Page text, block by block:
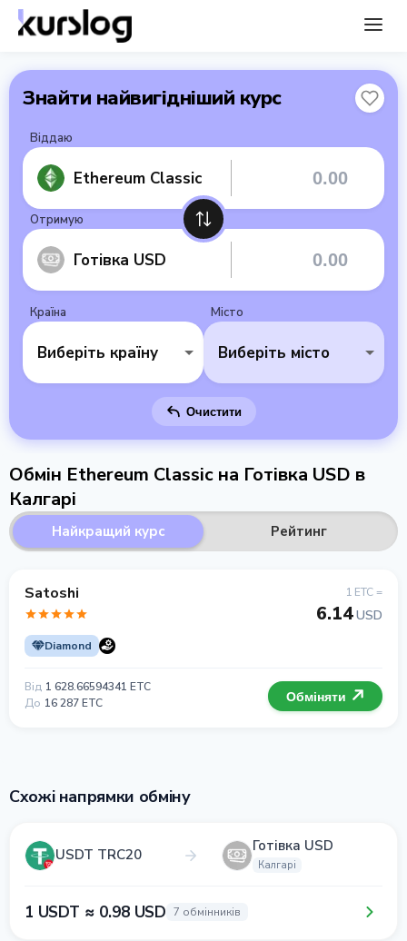
Знайти найвигідніший курс
Віддаю
Ethereum Classic
Отримую
Готівка USD
Країна
Виберіть країну
Місто
Виберіть місто
Очистити
Обмін Ethereum Classic на Готівка USD в
Калгарі
Найкращий курс Рейтинг
Satoshi
Diamond
1 ETC =
6.14USD
Від 1 628.66594341 ETC
До 16 287 ETC Обміняти
Схожі напрямки обміну
USDT TRC20 Готівка USD
Калгарі
1 USDT ≈ 0.98 USD 7 обмінників